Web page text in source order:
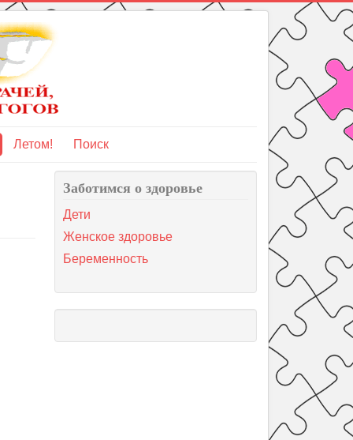
Летом! Поиск
Заботимся о здоровье
Дети
Женское здоровье
Беременность